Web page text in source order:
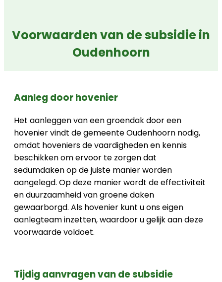
Voorwaarden van de subsidie in
Oudenhoorn
Aanleg door hovenier
Het aanleggen van een groendak door een
hovenier vindt de gemeente Oudenhoorn nodig,
omdat hoveniers de vaardigheden en kennis
beschikken om ervoor te zorgen dat
sedumdaken op de juiste manier worden
aangelegd. Op deze manier wordt de effectiviteit
en duurzaamheid van groene daken
gewaarborgd. Als hovenier kunt u ons eigen
aanlegteam inzetten, waardoor u gelijk aan deze
voorwaarde voldoet.
Tijdig aanvragen van de subsidie